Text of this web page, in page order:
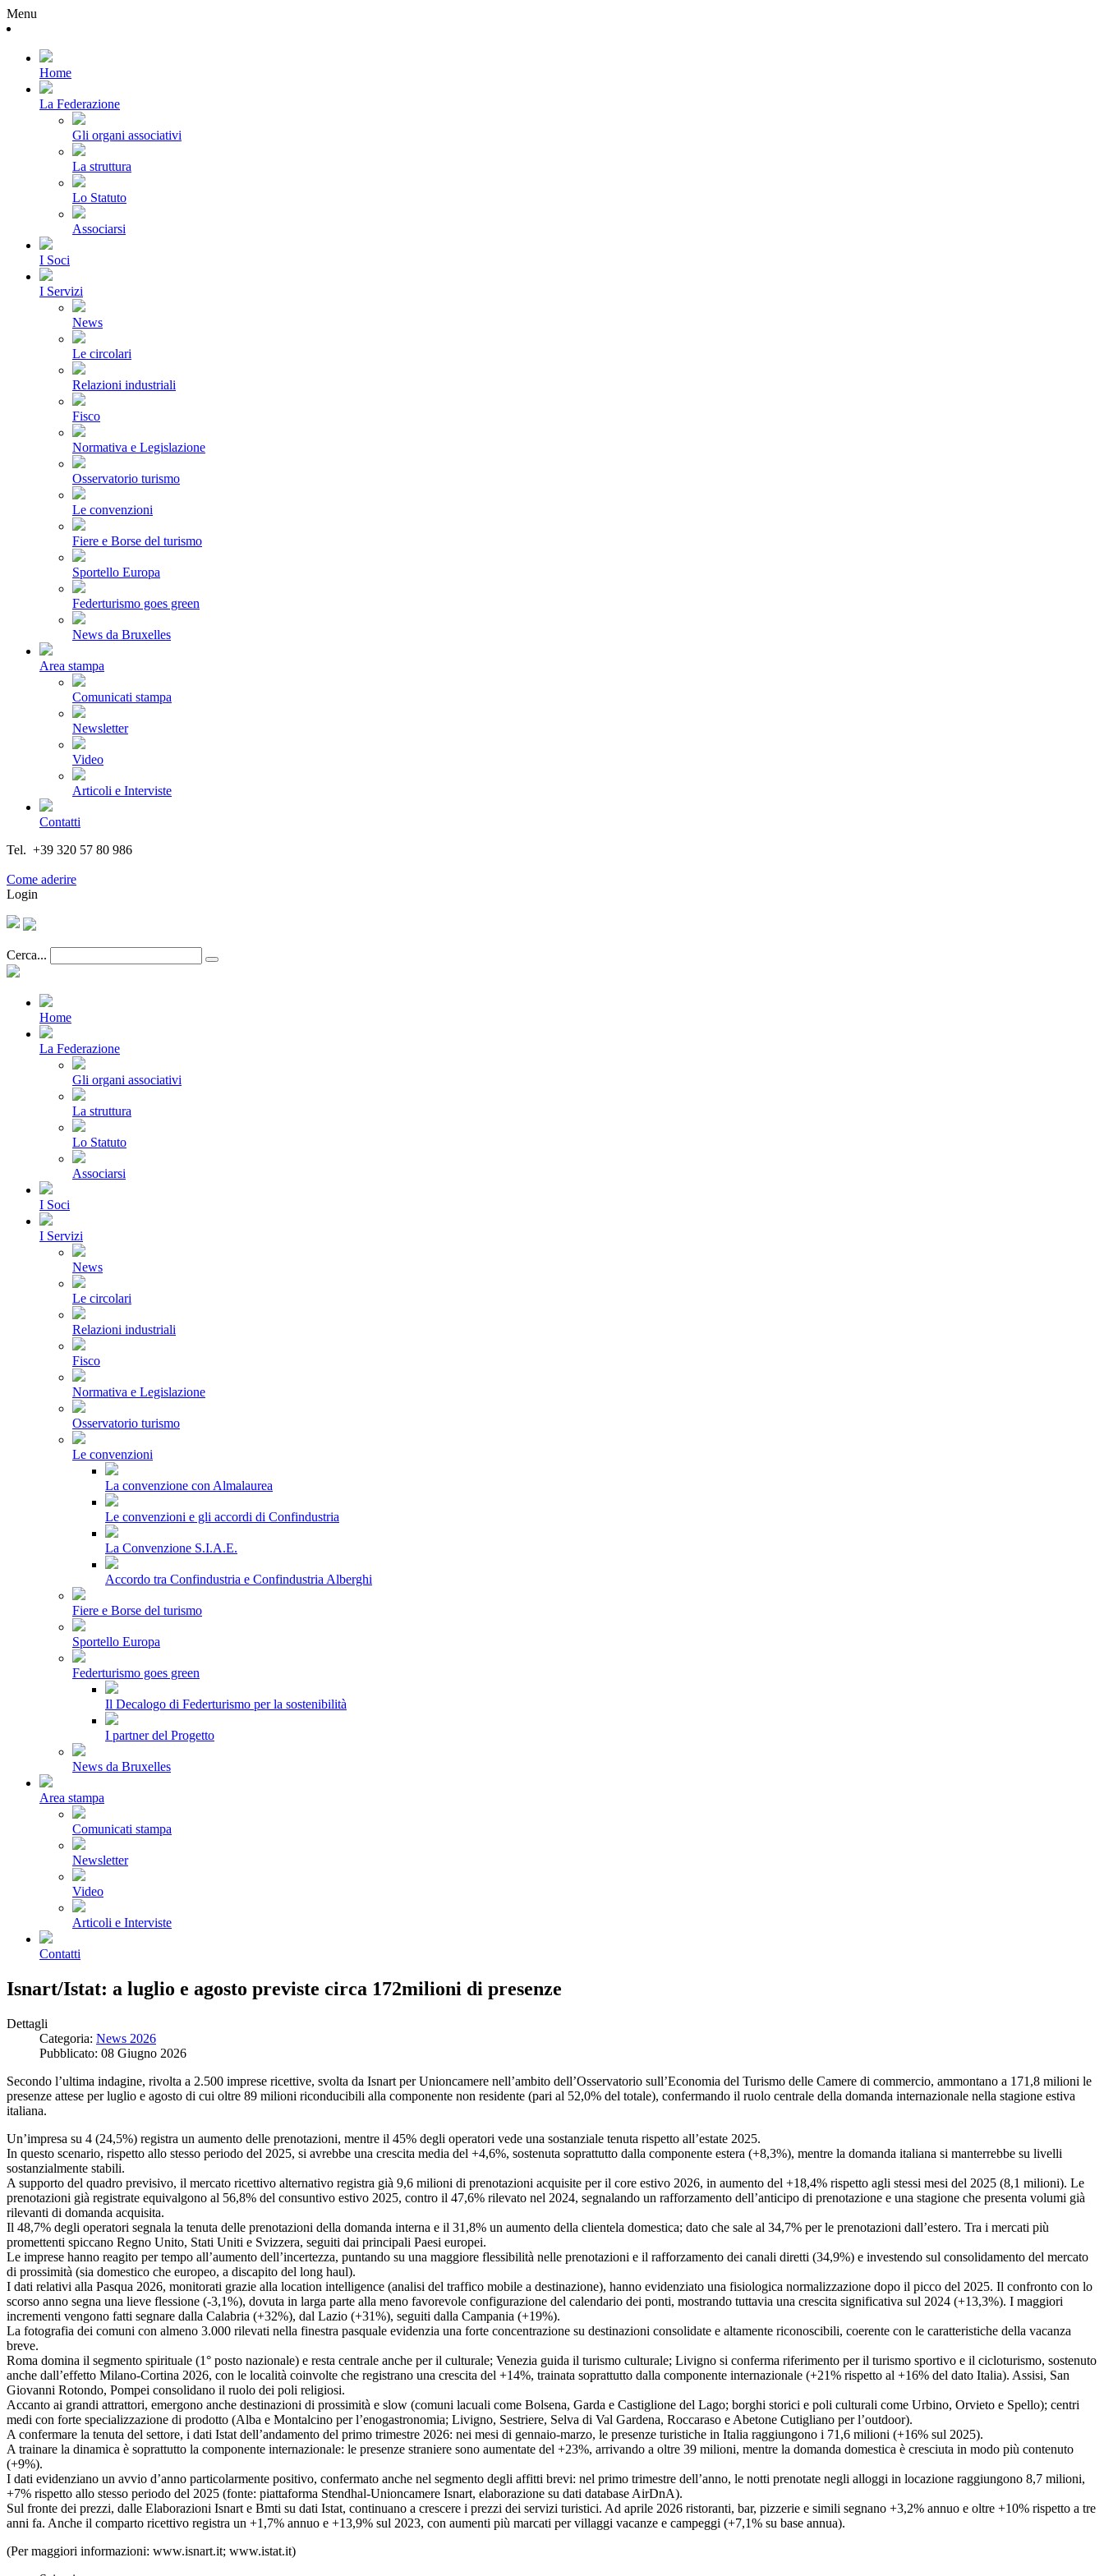
Menu
Home
La Federazione
Gli organi associativi
La struttura
Lo Statuto
Associarsi
I Soci
I Servizi
News
Le circolari
Relazioni industriali
Fisco
Normativa e Legislazione
Osservatorio turismo
Le convenzioni
Fiere e Borse del turismo
Sportello Europa
Federturismo goes green
News da Bruxelles
Area stampa
Comunicati stampa
Newsletter
Video
Articoli e Interviste
Contatti
Tel. +39 320 57 80 986
Come aderire
Login
Cerca...
Home
La Federazione
Gli organi associativi
La struttura
Lo Statuto
Associarsi
I Soci
I Servizi
News
Le circolari
Relazioni industriali
Fisco
Normativa e Legislazione
Osservatorio turismo
Le convenzioni
La convenzione con Almalaurea
Le convenzioni e gli accordi di Confindustria
La Convenzione S.I.A.E.
Accordo tra Confindustria e Confindustria Alberghi
Fiere e Borse del turismo
Sportello Europa
Federturismo goes green
Il Decalogo di Federturismo per la sostenibilità
I partner del Progetto
News da Bruxelles
Area stampa
Comunicati stampa
Newsletter
Video
Articoli e Interviste
Contatti
Isnart/Istat: a luglio e agosto previste circa 172milioni di presenze
Dettagli
Categoria: News 2026
Pubblicato: 08 Giugno 2026
Secondo l’ultima indagine, rivolta a 2.500 imprese ricettive, svolta da Isnart per Unioncamere nell’ambito dell’Osservatorio sull’Economia del Turismo delle Camere di commercio, ammontano a 171,8 milioni le
presenze attese per luglio e agosto di cui oltre 89 milioni riconducibili alla componente non residente (pari al 52,0% del totale), confermando il ruolo centrale della domanda internazionale nella stagione estiva
italiana.
Un’impresa su 4 (24,5%) registra un aumento delle prenotazioni, mentre il 45% degli operatori vede una sostanziale tenuta rispetto all’estate 2025.
In questo scenario, rispetto allo stesso periodo del 2025, si avrebbe una crescita media del +4,6%, sostenuta soprattutto dalla componente estera (+8,3%), mentre la domanda italiana si manterrebbe su livelli
sostanzialmente stabili.
A supporto del quadro previsivo, il mercato ricettivo alternativo registra già 9,6 milioni di prenotazioni acquisite per il core estivo 2026, in aumento del +18,4% rispetto agli stessi mesi del 2025 (8,1 milioni). Le
prenotazioni già registrate equivalgono al 56,8% del consuntivo estivo 2025, contro il 47,6% rilevato nel 2024, segnalando un rafforzamento dell’anticipo di prenotazione e una stagione che presenta volumi già
rilevanti di domanda acquisita.
Il 48,7% degli operatori segnala la tenuta delle prenotazioni della domanda interna e il 31,8% un aumento della clientela domestica; dato che sale al 34,7% per le prenotazioni dall’estero. Tra i mercati più
promettenti spiccano Regno Unito, Stati Uniti e Svizzera, seguiti dai principali Paesi europei.
Le imprese hanno reagito per tempo all’aumento dell’incertezza, puntando su una maggiore flessibilità nelle prenotazioni e il rafforzamento dei canali diretti (34,9%) e investendo sul consolidamento del mercato
di prossimità (sia domestico che europeo, a discapito del long haul).
I dati relativi alla Pasqua 2026, monitorati grazie alla location intelligence (analisi del traffico mobile a destinazione), hanno evidenziato una fisiologica normalizzazione dopo il picco del 2025. Il confronto con lo
scorso anno segna una lieve flessione (-3,1%), dovuta in larga parte alla meno favorevole configurazione del calendario dei ponti, mostrando tuttavia una crescita significativa sul 2024 (+13,3%). I maggiori
incrementi vengono fatti segnare dalla Calabria (+32%), dal Lazio (+31%), seguiti dalla Campania (+19%).
La fotografia dei comuni con almeno 3.000 rilevati nella finestra pasquale evidenzia una forte concentrazione su destinazioni consolidate e altamente riconoscibili, coerente con le caratteristiche della vacanza
breve.
Roma domina il segmento spirituale (1° posto nazionale) e resta centrale anche per il culturale; Venezia guida il turismo culturale; Livigno si conferma riferimento per il turismo sportivo e il cicloturismo, sostenuto
anche dall’effetto Milano-Cortina 2026, con le località coinvolte che registrano una crescita del +14%, trainata soprattutto dalla componente internazionale (+21% rispetto al +16% del dato Italia). Assisi, San
Giovanni Rotondo, Pompei consolidano il ruolo dei poli religiosi.
Accanto ai grandi attrattori, emergono anche destinazioni di prossimità e slow (comuni lacuali come Bolsena, Garda e Castiglione del Lago; borghi storici e poli culturali come Urbino, Orvieto e Spello); centri
medi con forte specializzazione di prodotto (Alba e Montalcino per l’enogastronomia; Livigno, Sestriere, Selva di Val Gardena, Roccaraso e Abetone Cutigliano per l’outdoor).
A confermare la tenuta del settore, i dati Istat dell’andamento del primo trimestre 2026: nei mesi di gennaio-marzo, le presenze turistiche in Italia raggiungono i 71,6 milioni (+16% sul 2025).
A trainare la dinamica è soprattutto la componente internazionale: le presenze straniere sono aumentate del +23%, arrivando a oltre 39 milioni, mentre la domanda domestica è cresciuta in modo più contenuto
(+9%).
I dati evidenziano un avvio d’anno particolarmente positivo, confermato anche nel segmento degli affitti brevi: nel primo trimestre dell’anno, le notti prenotate negli alloggi in locazione raggiungono 8,7 milioni,
+7% rispetto allo stesso periodo del 2025 (fonte: piattaforma Stendhal-Unioncamere Isnart, elaborazione su dati database AirDnA).
Sul fronte dei prezzi, dalle Elaborazioni Isnart e Bmti su dati Istat, continuano a crescere i prezzi dei servizi turistici. Ad aprile 2026 ristoranti, bar, pizzerie e simili segnano +3,2% annuo e oltre +10% rispetto a tre
anni fa. Anche il comparto ricettivo registra un +1,7% annuo e +13,9% sul 2023, con aumenti più marcati per villaggi vacanze e campeggi (+7,1% su base annua).
(Per maggiori informazioni: www.isnart.it; www.istat.it)